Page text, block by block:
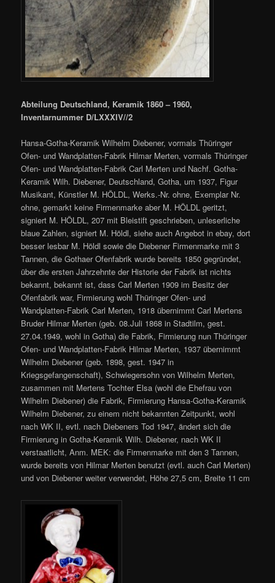
Abteilung Deutschland, Keramik 1860 – 1960,
Inventarnummer D/LXXXIV//2
Hansa-Gotha-Keramik Wilhelm Diebener, vormals Thüringer
Ofen- und Wandplatten-Fabrik Hilmar Merten, vormals Thüringer
Ofen- und Wandplatten-Fabrik Carl Merten und Nachf. Gotha-
Keramik Wilh. Diebener, Deutschland, Gotha, um 1937, Figur
Musikant, Künstler M. HÖLDL, Werks.-Nr. ohne, Exemplar Nr.
ohne, gemarkt keine Firmenmarke aber M. HÖLDL geritzt,
signiert M. HÖLDL, 207 mit Bleistift geschrieben, unleserliche
blaue Zahlen, signiert M. Höldl, siehe auch Angebot in ebay, dort
besser lesbar M. Höldl sowie die Diebener Firmenmarke mit 3
Tannen, die Gothaer Ofenfabrik wurde bereits 1850 gegründet,
über die ersten Jahrzehnte der Historie der Fabrik ist nichts
bekannt, bekannt ist, dass Carl Merten 1909 im Besitz der
Ofenfabrik war, Firmierung wohl Thüringer Ofen- und
Wandplatten-Fabrik Carl Merten, 1918 übernimmt Carl Mertens
Bruder Hilmar Merten (geb. 08.Juli 1868 in Stadtilm, gest.
27.04.1949, wohl in Gotha) die Fabrik, Firmierung nun Thüringer
Ofen- und Wandplatten-Fabrik Hilmar Merten, 1937 übernimmt
Wilhelm Diebener (geb. 1898, gest. 1947 in
Kriegsgefangenschaft), Schwiegersohn von Wilhelm Merten,
zusammen mit Mertens Tochter Elsa (wohl die Ehefrau von
Wilhelm Diebener) die Fabrik, Firmierung Hansa-Gotha-Keramik
Wilhelm Diebener, zu einem nicht bekannten Zeitpunkt, wohl
nach WK II, evtl. nach Diebeners Tod 1947, ändert sich die
Firmierung in Gotha-Keramik Wilh. Diebener, nach WK II
verstaatlicht, Anm. MEK: die Firmenmarke mit den 3 Tannen,
wurde bereits von Hilmar Merten benutzt (evtl. auch Carl Merten)
und von Diebener weiter verwendet, Höhe 27,5 cm, Breite 11 cm